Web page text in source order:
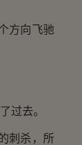
方向飞驰
过去。
刺杀，所